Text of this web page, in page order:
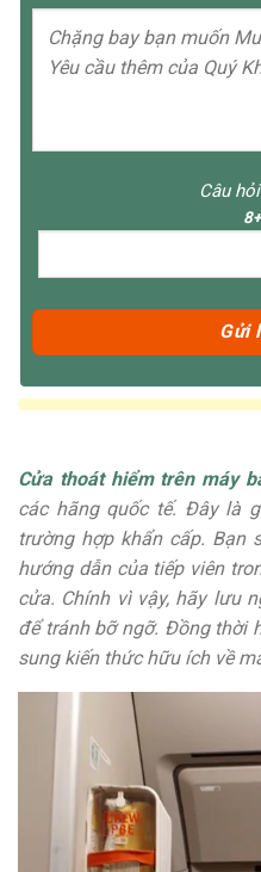
Câu
Cửa thoát hiểm trên máy
các hãng quốc tế. Đây là
trường hợp khẩn cấp. Bạn
hướng dẫn của tiếp viên
cửa. Chính vì vậy, hãy lưu
để tránh bỡ ngỡ. Đồng thời
sung kiến thức hữu ích về